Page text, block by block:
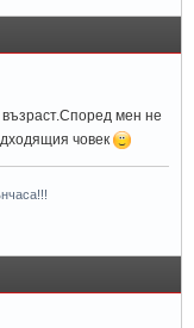
мен не
човек